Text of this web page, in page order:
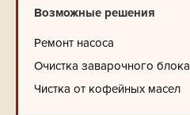
Возможные решения
Ремонт насоса
Очистка заварочного блока
Чистка от кофейных масел